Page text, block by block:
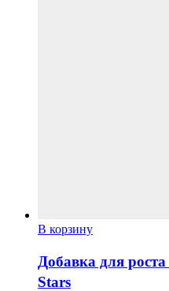
В корзину
Добавка для
Stars